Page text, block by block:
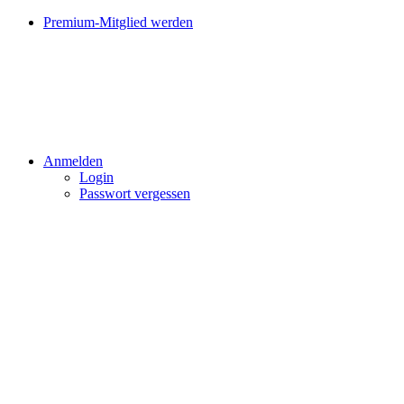
Premium-Mitglied werden
Anmelden
Login
Passwort vergessen